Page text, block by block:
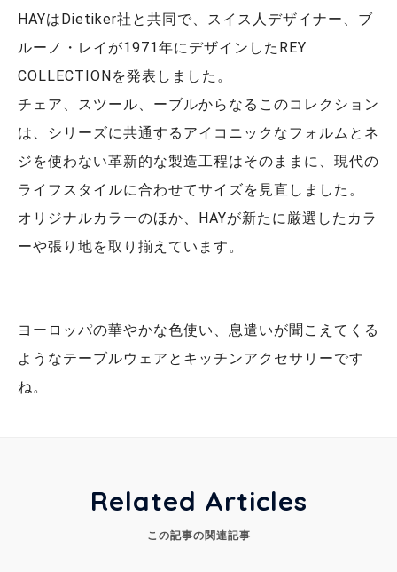
HAYはDietiker社と共同で、スイス人デザイナー、ブ
ルーノ・レイが1971年にデザインしたREY
COLLECTIONを発表しました。
チェア、スツール、ーブルからなるこのコレクション
は、シリーズに共通するアイコニックなフォルムとネ
ジを使わない革新的な製造工程はそのままに、現代の
ライフスタイルに合わせてサイズを見直しました。
オリジナルカラーのほか、HAYが新たに厳選したカラ
ーや張り地を取り揃えています。
ヨーロッパの華やかな色使い、息遣いが聞こえてくる
ようなテーブルウェアとキッチンアクセサリーです
ね。
Related Articles
この記事の関連記事